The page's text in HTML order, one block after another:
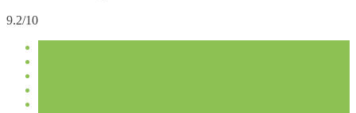
9.2/10